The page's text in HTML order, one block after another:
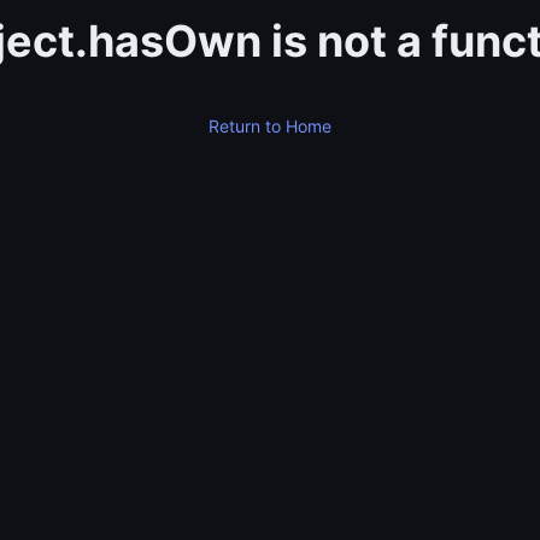
is not a
Return to Home